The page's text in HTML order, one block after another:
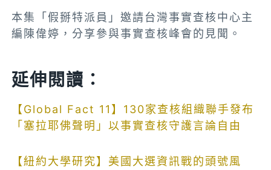
本集「假掰特派員」邀請台灣事實查核中心主
編陳偉婷，分享參與事實查核峰會的見聞。
延伸閱讀：
【Global Fact 11】130家查核組織聯手發布
「塞拉耶佛聲明」以事實查核守護言論自由
【紐約大學研究】美國大選資訊戰的頭號風